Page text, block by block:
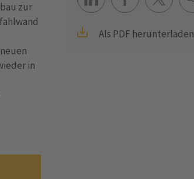
zur
in
Als PDF herunterladen